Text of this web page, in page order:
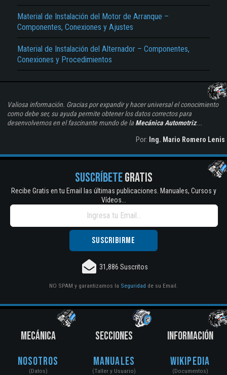
Material de Instalación del Motor de Arranque –
Componentes, Conexiones y Ajustes
Material de Instalación del Alternador – Componentes,
Conexiones y Procedimientos
Valiosa información. Gracias por expandir y hacer universal el conocimiento
como debe ser, su ayuda permite obtener los datos correctos para
desenvolvernos en el fascinante mundo de la Mecánica Automotriz...
Por: Ing. Mario Romero Lenis
SUSCRÍBETEGRATIS
Recibe Gratis en tu Email las últimas publicaciones. Manuales, Cursos y
Vídeos...
31,886 Suscritos
NO SPAM y garantizamos la Seguridad de su Email.
MECÁNICA
Nosotros
(Datos)
SECCIONES
Manuales
(Taller y Usuario)
INFORMACIÓN
Wikipedia
(Documentos)